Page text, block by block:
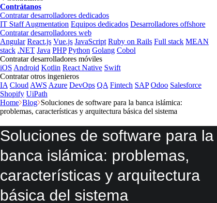
Contrátanos
Contratar desarrolladores dedicados
IT Staff Augmentation Equipos dedicados Desarrolladores offshore
Contratar desarrolladores web
Angular React.js Vue.js JavaScript Ruby on Rails Full stack MEAN
stack .NET Java PHP Python Golang Cobol
Contratar desarrolladores móviles
iOS Android Kotlin React Native Swift
Contratar otros ingenieros
IA Cloud AWS Azure DevOps QA Fintech SAP Odoo Salesforce
Shopify UiPath
Home Blog Soluciones de software para la banca islámica:
problemas, características y arquitectura básica del sistema
Soluciones de software para la
banca islámica: problemas,
características y arquitectura
básica del sistema